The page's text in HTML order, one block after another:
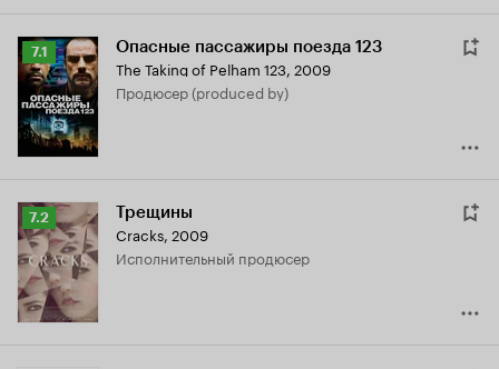
Рейтинг
Кинопоиска
7.1
7.1 Опасные пассажиры поезда 123
The Taking of Pelham 123, 2009
продюсер (produced by)
Рейтинг
Кинопоиска
7.2
7.2 Трещины
Cracks, 2009
исполнительный продюсер